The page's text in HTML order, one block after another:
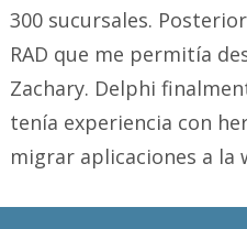
300 sucursales.
RAD que me permitía
Zachary. Delphi
tenía experiencia con
migrar aplicaciones a la